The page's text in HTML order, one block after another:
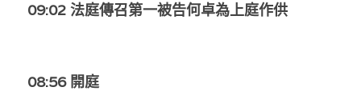
09:02 法庭傳召第一被告何卓為上庭作供
08:56 開庭